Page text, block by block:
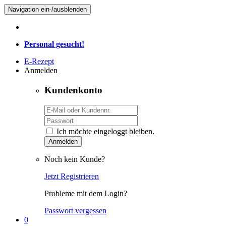
Navigation ein-/ausblenden
Personal gesucht!
E-Rezept
Anmelden
Kundenkonto
Ich möchte eingeloggt bleiben.
Anmelden
Noch kein Kunde?
Jetzt Registrieren
Probleme mit dem Login?
Passwort vergessen
0